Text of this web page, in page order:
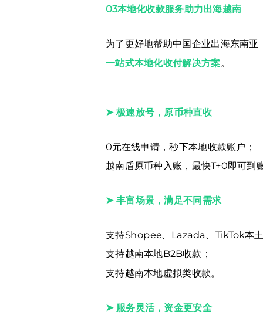
03本地化收款服务助力出海越南
为了更好地帮助中国企业出海东南
一站式本地化收付解决方案。
➤ 极速放号，原币种直收
0元在线申请，秒下本地收款账户；
越南盾原币种入账，最快T+0即可到
➤ 丰富场景，满足不同需求
支持Shopee、Lazada、TikTok本
支持越南本地B2B收款；
支持越南本地虚拟类收款。
➤ 服务灵活，资金更安全